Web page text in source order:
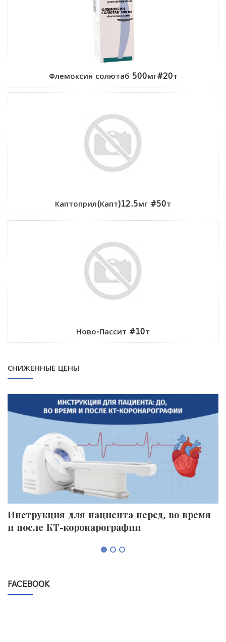
Флемоксин солютаб 500мг#20т
Каптоприл(Капт)12.5мг #50т
Ново-Пассит #10т
СНИЖЕННЫЕ ЦЕНЫ
Инструкция для пациента перед, во время
и после КТ-коронарографии
FACEBOOK